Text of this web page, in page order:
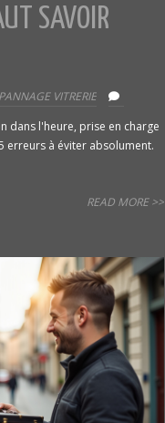
SAVOIR
VITRERIE
dans l'heure, prise en charge
erreurs à éviter absolument.
READ MORE >>